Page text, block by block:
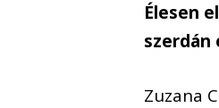
Élesen
Zuzana